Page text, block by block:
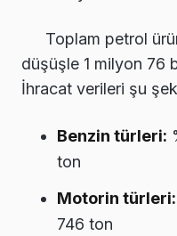
Toplam petrol
düşüşle 1 milyon 76
İhracat verileri şu
Benzin türleri:
ton
Motorin türleri:
746 ton